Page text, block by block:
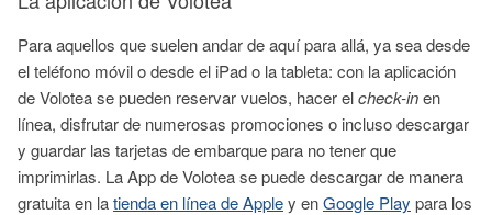
Para aquellos que suelen andar de aquí para allá, ya sea desde
el teléfono móvil o desde el iPad o la tableta: con la aplicación
de Volotea se pueden reservar vuelos, hacer elcheck-inen
línea, disfrutar de numerosas promociones o incluso descargar
y guardar las tarjetas de embarque para no tener que
imprimirlas. La App de Volotea se puede descargar de manera
gratuita en latienda en línea de Appley enGoogle Play para los